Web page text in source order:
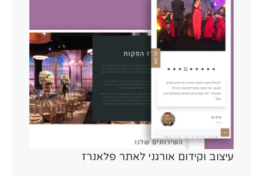
עיצוב וקידום אורגני לאתר פלאנרז